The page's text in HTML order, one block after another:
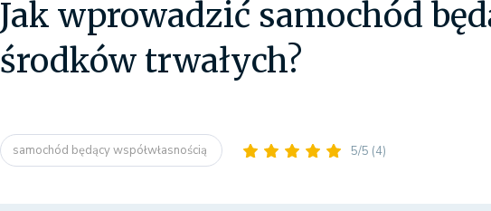
Jak wprowadzić samochód
środków trwałych?
samochód będący współwłasnością 5/5 (4)